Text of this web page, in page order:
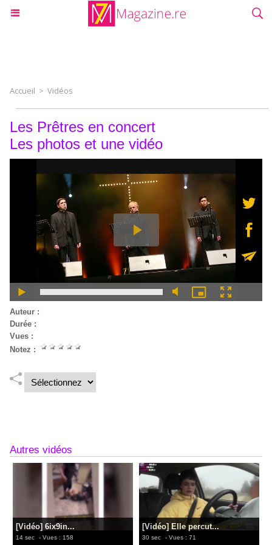
Accueil > Vidéos
Les Prêtres en concert
Les photos et une vidéo
Auteur :
Durée :
Vues :
Notez :
Autres vidéos
[Vidéo] 6ix9in...
14 sec - Vues : 158
[Vidéo] Elle percut...
30 sec - Vues : 71